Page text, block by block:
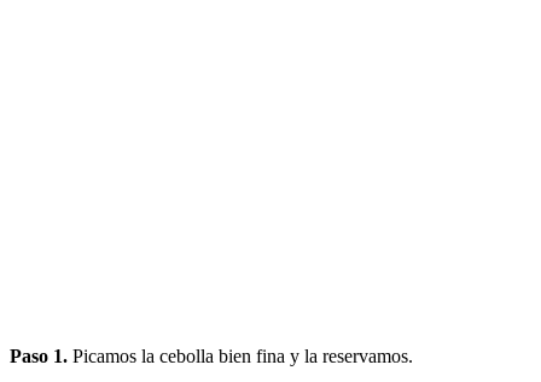
Paso 1. Picamos la cebolla bien fina y la reservamos.